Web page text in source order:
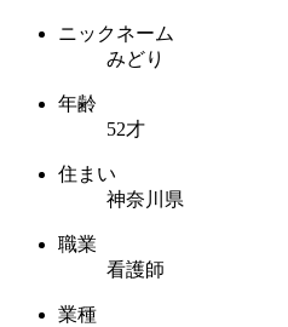
ニックネーム
みどり
年齢
52才
住まい
神奈川県
職業
看護師
業種